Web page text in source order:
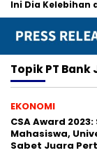
Dia Kelebihan
TopikPT
EKONOMI
CSA Award
Mahasiswa,
Sabet Juara